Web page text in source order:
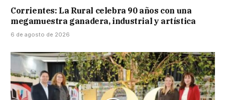
Corrientes: La Rural celebra 90 años con una
megamuestra ganadera, industrial y artística
6 de agosto de 2026